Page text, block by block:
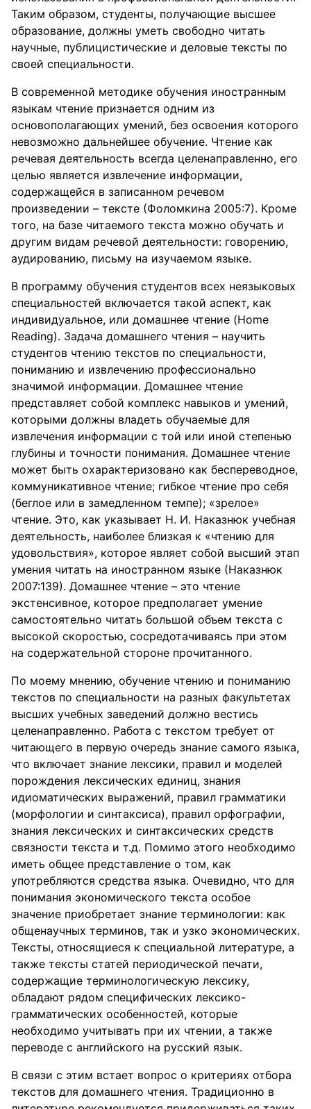
Таким образом, студенты, получающие высшее
образование, должны уметь свободно читать
научные, публицистические и деловые тексты по
своей специальности.
В современной методике обучения иностранным
языкам чтение признается одним из
основополагающих умений, без освоения которого
невозможно дальнейшее обучение. Чтение как
речевая деятельность всегда целенаправленно, его
целью является извлечение информации,
содержащейся в записанном речевом
произведении – тексте (Фоломкина 2005:7). Кроме
того, на базе читаемого текста можно обучать и
другим видам речевой деятельности: говорению,
аудированию, письму на изучаемом языке.
В программу обучения студентов всех неязыковых
специальностей включается такой аспект, как
индивидуальное, или домашнее чтение (Home
Reading). Задача домашнего чтения – научить
студентов чтению текстов по специальности,
пониманию и извлечению профессионально
значимой информации. Домашнее чтение
представляет собой комплекс навыков и умений,
которыми должны владеть обучаемые для
извлечения информации с той или иной степенью
глубины и точности понимания. Домашнее чтение
может быть охарактеризовано как беспереводное,
коммуникативное чтение; гибкое чтение про себя
(беглое или в замедленном темпе); «зрелое»
чтение. Это, как указывает Н. И. Наказнюк учебная
деятельность, наиболее близкая к «чтению для
удовольствия», которое являет собой высший этап
умения читать на иностранном языке (Наказнюк
2007:139). Домашнее чтение – это чтение
экстенсивное, которое предполагает умение
самостоятельно читать большой объем текста с
высокой скоростью, сосредотачиваясь при этом
на содержательной стороне прочитанного.
По моему мнению, обучение чтению и пониманию
текстов по специальности на разных факультетах
высших учебных заведений должно вестись
целенаправленно. Работа с текстом требует от
читающего в первую очередь знание самого языка,
что включает знание лексики, правил и моделей
порождения лексических единиц, знания
идиоматических выражений, правил грамматики
(морфологии и синтаксиса), правил орфографии,
знания лексических и синтаксических средств
связности текста и т.д. Помимо этого необходимо
иметь общее представление о том, как
употребляются средства языка. Очевидно, что для
понимания экономического текста особое
значение приобретает знание терминологии: как
общенаучных терминов, так и узко экономических.
Тексты, относящиеся к специальной литературе, а
также тексты статей периодической печати,
содержащие терминологическую лексику,
обладают рядом специфических лексико-
грамматических особенностей, которые
необходимо учитывать при их чтении, а также
переводе с английского на русский язык.
В связи с этим встает вопрос о критериях отбора
текстов для домашнего чтения. Традиционно в